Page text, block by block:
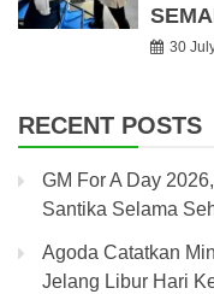
30
RECENT POSTS
GM For A Day
Santika Selama
Agoda Catatkan
Jelang Libur Hari